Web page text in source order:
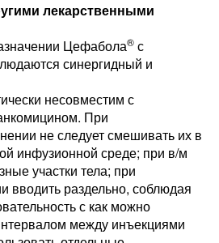
лекарственными
Цефабола® с
синергидный и
несовместим с
При
не следует смешивать их в
инфузионной среде; при в/м
участки тела; при
вводить раздельно, соблюдая
с как можно
между инъекциями